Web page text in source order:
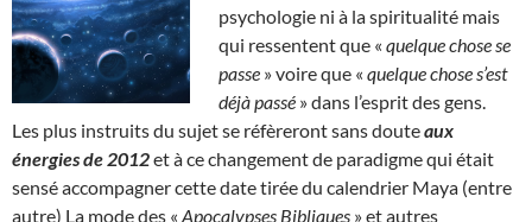
psychologie ni à la spiritualité mais
qui ressentent que « quelque chose se
passe » voire que « quelque chose s’est
déjà passé » dans l’esprit des gens.
Les plus instruits du sujet se réfèreront sans douteaux
énergies de 2012et à ce changement de paradigme qui était
sensé accompagner cette date tirée du calendrier Maya (entre
autre) La mode des « Apocalypses Bibliques » et autres